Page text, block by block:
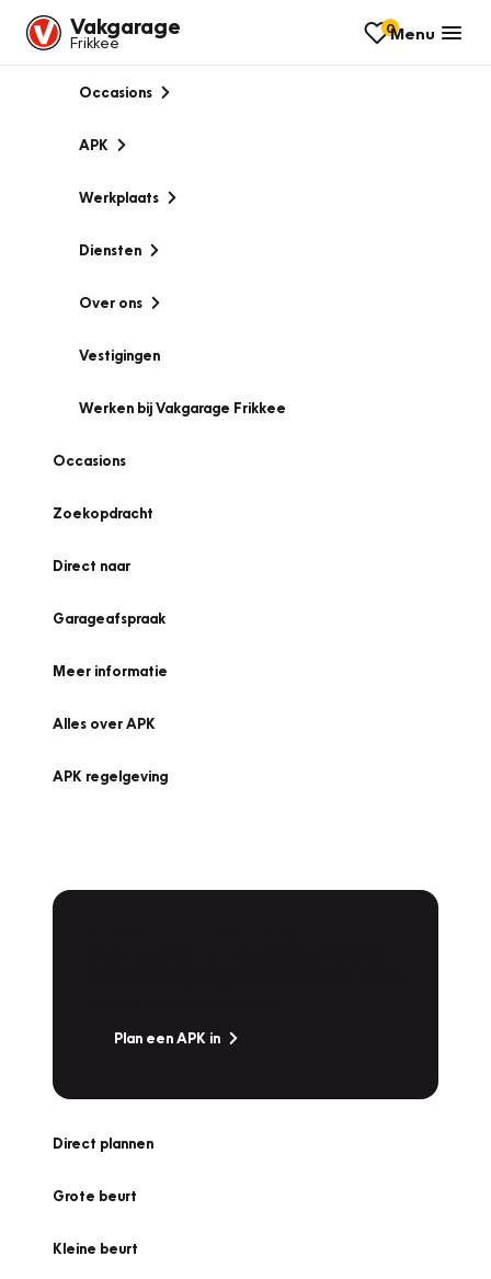
Vakgarage
Frikkee
0Menu
Occasions
APK
Werkplaats
Diensten
Over ons
Vestigingen
Werken bij Vakgarage Frikkee
Occasions
Zoekopdracht
Direct naar
Garageafspraak
Meer informatie
Alles over APK
APK regelgeving
Plan een APK in
Direct plannen
Grote beurt
Kleine beurt